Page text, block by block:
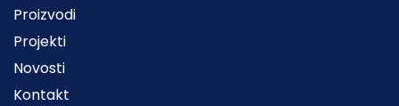
Proizvodi
Projekti
Novosti
Kontakt